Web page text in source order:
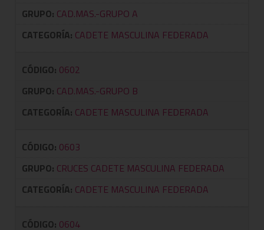
GRUPO: CAD.MAS.-GRUPO A
CATEGORÍA: CADETE MASCULINA FEDERADA
CÓDIGO: 0602
GRUPO: CAD.MAS.-GRUPO B
CATEGORÍA: CADETE MASCULINA FEDERADA
CÓDIGO: 0603
GRUPO: CRUCES CADETE MASCULINA FEDERADA
CATEGORÍA: CADETE MASCULINA FEDERADA
CÓDIGO: 0604